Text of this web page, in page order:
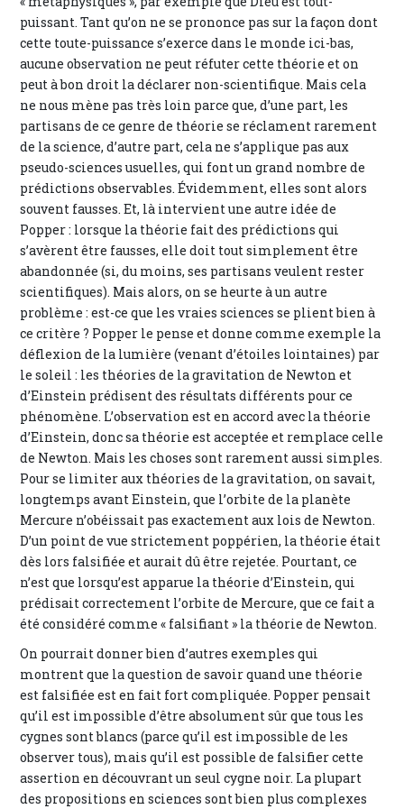
puissant. Tant qu’on ne se prononce pas sur la façon dont
cette toute-puissance s’exerce dans le monde ici-bas,
aucune observation ne peut réfuter cette théorie et on
peut à bon droit la déclarer non-scientifique. Mais cela
ne nous mène pas très loin parce que, d’une part, les
partisans de ce genre de théorie se réclament rarement
de la science, d’autre part, cela ne s’applique pas aux
pseudo-sciences usuelles, qui font un grand nombre de
prédictions observables. Évidemment, elles sont alors
souvent fausses. Et, là intervient une autre idée de
Popper : lorsque la théorie fait des prédictions qui
s’avèrent être fausses, elle doit tout simplement être
abandonnée (si, du moins, ses partisans veulent rester
scientifiques). Mais alors, on se heurte à un autre
problème : est-ce que les vraies sciences se plient bien à
ce critère ? Popper le pense et donne comme exemple la
déflexion de la lumière (venant d’étoiles lointaines) par
le soleil : les théories de la gravitation de Newton et
d’Einstein prédisent des résultats différents pour ce
phénomène. L’observation est en accord avec la théorie
d’Einstein, donc sa théorie est acceptée et remplace celle
de Newton. Mais les choses sont rarement aussi simples.
Pour se limiter aux théories de la gravitation, on savait,
longtemps avant Einstein, que l’orbite de la planète
Mercure n’obéissait pas exactement aux lois de Newton.
D’un point de vue strictement poppérien, la théorie était
dès lors falsifiée et aurait dû être rejetée. Pourtant, ce
n’est que lorsqu’est apparue la théorie d’Einstein, qui
prédisait correctement l’orbite de Mercure, que ce fait a
été considéré comme « falsifiant » la théorie de Newton.
On pourrait donner bien d’autres exemples qui
montrent que la question de savoir quand une théorie
est falsifiée est en fait fort compliquée. Popper pensait
qu’il est impossible d’être absolument sûr que tous les
cygnes sont blancs (parce qu’il est impossible de les
observer tous), mais qu’il est possible de falsifier cette
assertion en découvrant un seul cygne noir. La plupart
des propositions en sciences sont bien plus complexes